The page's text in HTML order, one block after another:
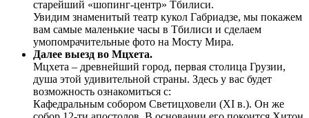
старейший «шопинг-центр» Тбилиси.
Увидим знаменитый театр кукол Габриадзе, мы покажем
вам самые маленькие часы в Тбилиси и сделаем
умопомрачительные фото на Мосту Мира.
Далее выезд во Мцхета.
Мцхета – древнейший город, первая столица Грузии,
душа этой удивительной страны. Здесь у вас будет
возможность ознакомиться с:
Кафедральным собором Светицховели (XI в.). Он же